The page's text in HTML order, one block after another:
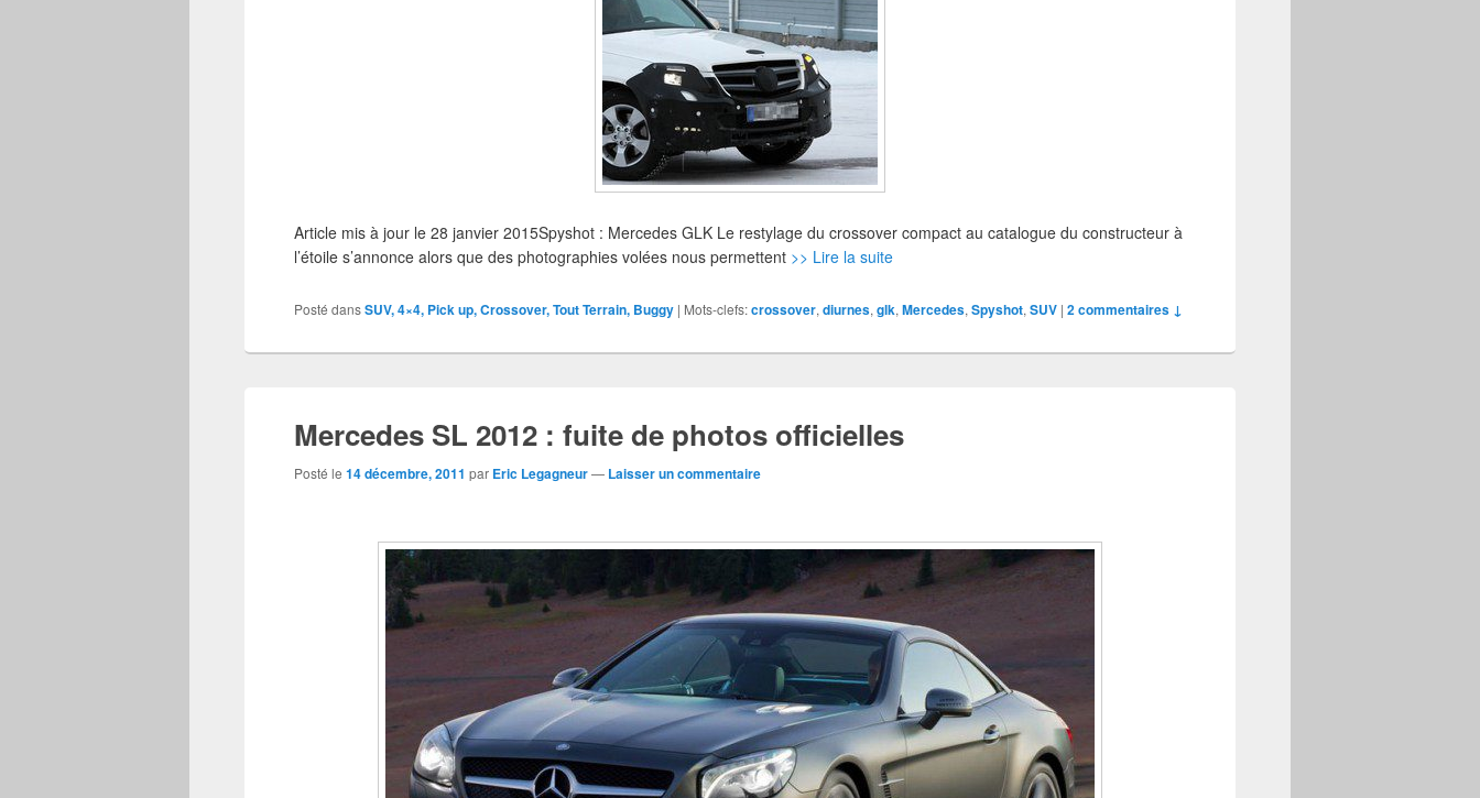
Article mis à jour le 28 janvier 2015Spyshot : Mercedes GLK Le restylage du crossover compact au catalogue du constructeur à
l’étoile s’annonce alors que des photographies volées nous permettent >> Lire la suite
Posté dansSUV, 4×4, Pick up, Crossover, Tout Terrain, Buggy | Mots-clefs:crossover, diurnes, glk, Mercedes, Spyshot, SUV | 2 commentaires ↓
Mercedes SL 2012 : fuite de photos officielles
Posté le 14 décembre, 2011 par Eric Legagneur— Laisser un commentaire